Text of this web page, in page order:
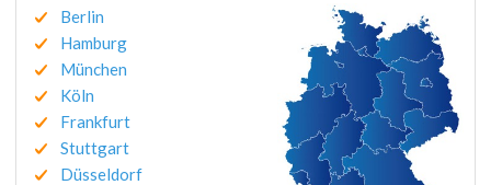
Berlin
Hamburg
München
Köln
Frankfurt
Stuttgart
Düsseldorf